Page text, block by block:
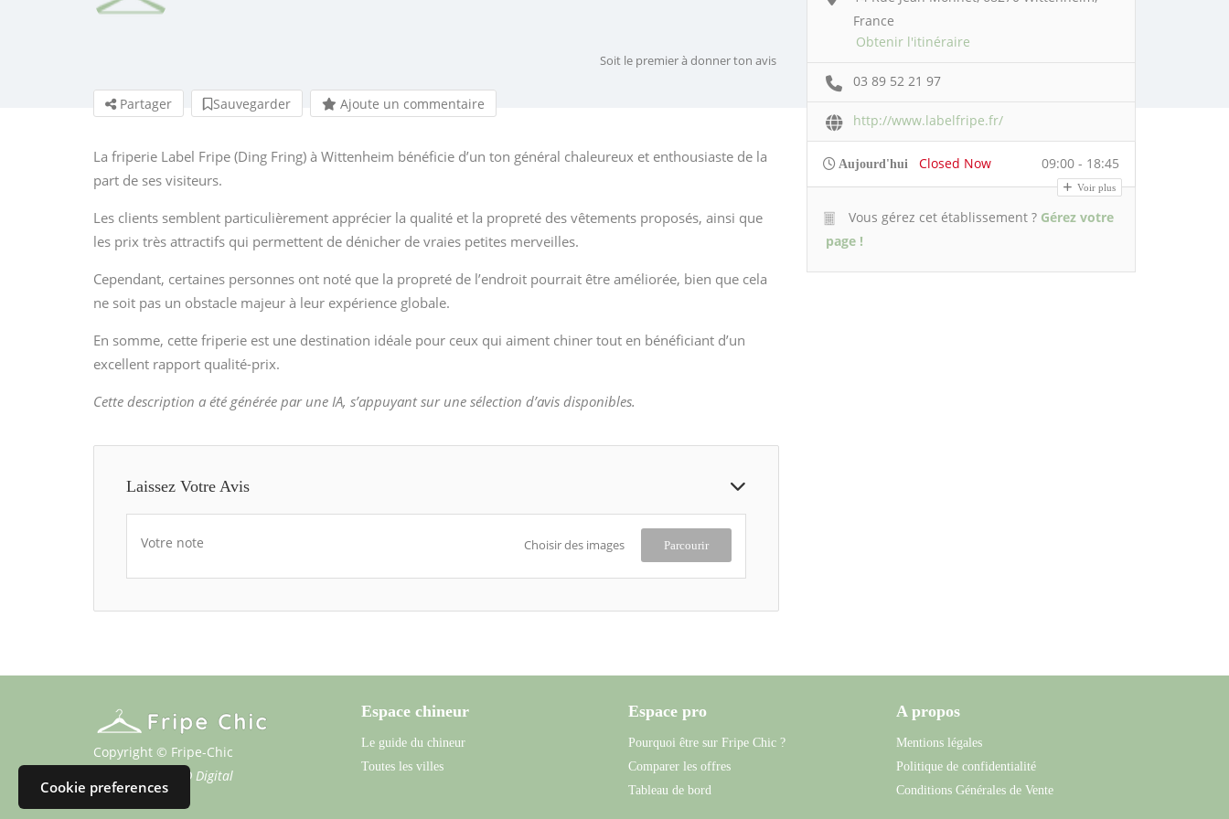
Cookie preferences
Soit le premier à donner ton avis
Partager Sauvegarder Ajoute un commentaire
La friperie Label Fripe (Ding Fring) à Wittenheim bénéficie d’un ton général chaleureux et enthousiaste de la
part de ses visiteurs.
Les clients semblent particulièrement apprécier la qualité et la propreté des vêtements proposés, ainsi que
les prix très attractifs qui permettent de dénicher de vraies petites merveilles.
Cependant, certaines personnes ont noté que la propreté de l’endroit pourrait être améliorée, bien que cela
ne soit pas un obstacle majeur à leur expérience globale.
En somme, cette friperie est une destination idéale pour ceux qui aiment chiner tout en bénéficiant d’un
excellent rapport qualité-prix.
Cette description a été générée par une IA, s’appuyant sur une sélection d’avis disponibles.
Laissez Votre Avis
Votre note Choisir des images Parcourir
France
Obtenir l'itinéraire
03 89 52 21 97
http://www.labelfripe.fr/
Aujourd'hui Closed Now 09:00 - 18:45
Voir plus
Vous gérez cet établissement ? Gérez votre
page !
Copyright © Fripe-Chic
SFD Digital
Espace chineur
Le guide du chineur
Toutes les villes
Espace pro
Pourquoi être sur Fripe Chic ?
Comparer les offres
Tableau de bord
A propos
Mentions légales
Politique de confidentialité
Conditions Générales de Vente